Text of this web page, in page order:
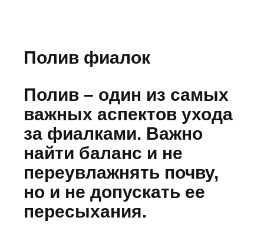
Полив фиалок
Полив – один из самых
важных аспектов ухода
за фиалками. Важно
найти баланс и не
переувлажнять почву,
но и не допускать ее
пересыхания.